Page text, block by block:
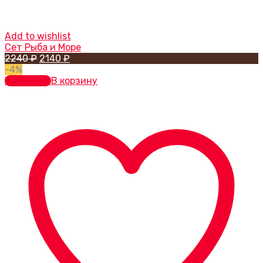
Add to wishlist
Сет Рыба и Море
2240₽ Первоначальная
составляла
2140 ₽Текущая
2140 ₽.
-4%
В корзинуВ корзину